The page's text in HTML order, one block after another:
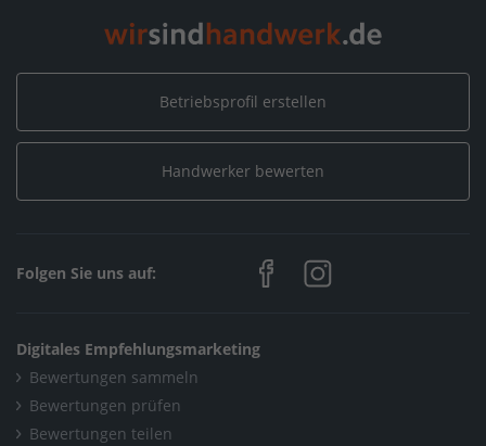
Sanitär, Heizung, Klima / Installation & Heizungsbau
HÖRMANN GmbH & Co. KG / Neuigkeiten / 2022 / November
Sanitär, Heizung, Klima / Heizungsbau & Klimatechnik
/ HÖRMANN GmbH & Co. KG / Neuigkeiten / 2022 / November
Home
Betriebsprofil erstellen
Handwerker bewerten
Folgen Sie uns auf:
Digitales Empfehlungsmarketing
Bewertungen sammeln
Bewertungen prüfen
Bewertungen teilen